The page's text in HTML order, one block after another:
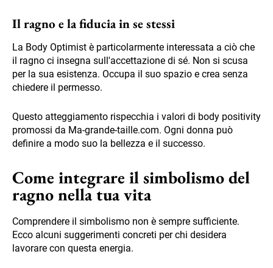
Il ragno e la fiducia in se stessi
La Body Optimist è particolarmente interessata a ciò che
il ragno ci insegna sull'accettazione di sé. Non si scusa
per la sua esistenza. Occupa il suo spazio e crea senza
chiedere il permesso.
Questo atteggiamento rispecchia i valori di body positivity
promossi da Ma-grande-taille.com. Ogni donna può
definire a modo suo la bellezza e il successo.
Come integrare il simbolismo del
ragno nella tua vita
Comprendere il simbolismo non è sempre sufficiente.
Ecco alcuni suggerimenti concreti per chi desidera
lavorare con questa energia.